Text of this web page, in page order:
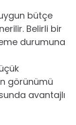
bütçe
Belirli bir
durumuna
görünümü
avantajlı